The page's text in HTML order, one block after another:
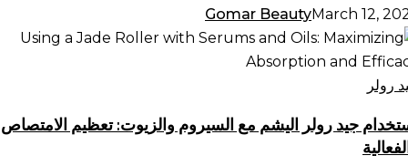
Gomar BeautyMarch 12,
رولر
جيد رولر اليشم مع السيروم والزيوت: تعظيم الامتصاص